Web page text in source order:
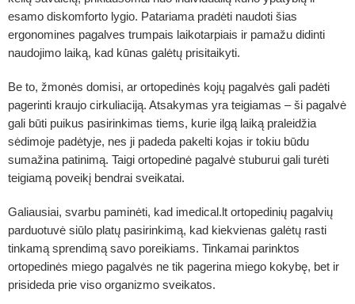
esamo diskomforto lygio. Patariama pradėti naudoti šias
ergonomines pagalves trumpais laikotarpiais ir pamažu didinti
naudojimo laiką, kad kūnas galėtų prisitaikyti.
Be to, žmonės domisi, ar ortopedinės kojų pagalvės gali padėti
pagerinti kraujo cirkuliaciją. Atsakymas yra teigiamas – ši pagalvė
gali būti puikus pasirinkimas tiems, kurie ilgą laiką praleidžia
sėdimoje padėtyje, nes ji padeda pakelti kojas ir tokiu būdu
sumažina patinimą. Taigi ortopedinė pagalvė stuburui gali turėti
teigiamą poveikį bendrai sveikatai.
Galiausiai, svarbu paminėti, kad imedical.lt ortopedinių pagalvių
parduotuvė siūlo platų pasirinkimą, kad kiekvienas galėtų rasti
tinkamą sprendimą savo poreikiams. Tinkamai parinktos
ortopedinės miego pagalvės ne tik pagerina miego kokybę, bet ir
prisideda prie viso organizmo sveikatos.